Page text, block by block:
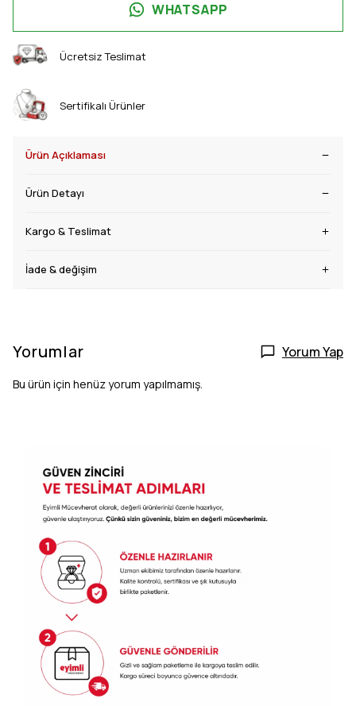
WHATSAPP
Ücretsiz Teslimat
Sertifikalı Ürünler
Ürün Açıklaması
Ürün Detayı
Kargo & Teslimat
İade & değişim
Yorumlar Yorum Yap
Bu ürün için henüz yorum yapılmamış.